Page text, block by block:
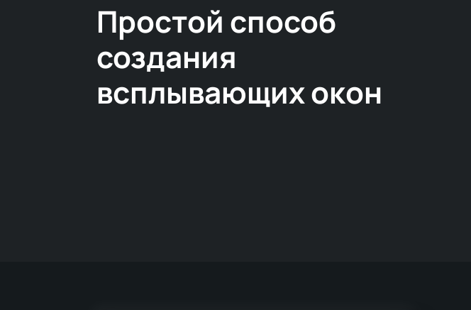
Простой способ
создания
всплывающих окон